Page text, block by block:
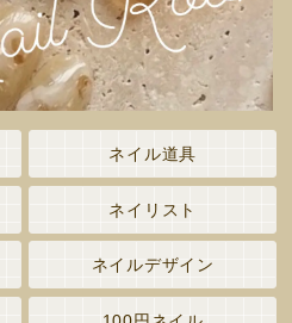
ネイル道具
ネイリスト
ネイルデザイン